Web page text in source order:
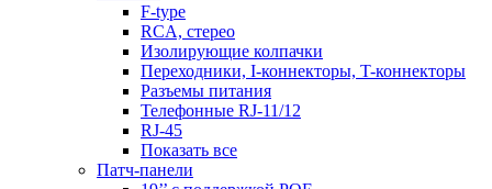
F-type
RCA, стерео
Изолирующие колпачки
Переходники, I-коннекторы, T-коннекторы
Разъемы питания
Телефонные RJ-11/12
RJ-45
Показать все
Патч-панели